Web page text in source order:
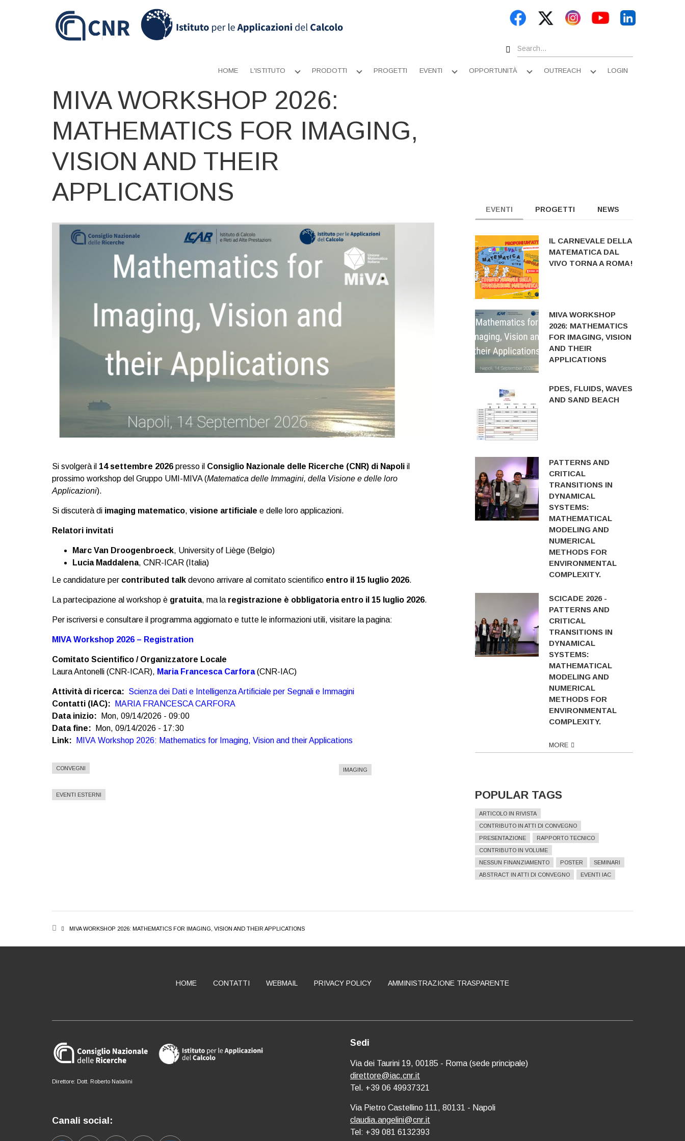
Search
HOME L'ISTITUTO
Apri
PRODOTTI
Apri
PROGETTI EVENTI
Apri
OPPORTUNITÀ
Apri
OUTREACH
Apri
LOGIN
MIVA WORKSHOP 2026:
MATHEMATICS FOR IMAGING,
VISION AND THEIR
APPLICATIONS
Si svolgerà il 14 settembre 2026 presso il Consiglio Nazionale delle Ricerche (CNR) di Napoli il
prossimo workshop del Gruppo UMI-MIVA (Matematica delle Immagini, della Visione e delle loro
Applicazioni).
Si discuterà di imaging matematico, visione artificiale e delle loro applicazioni.
Relatori invitati
Marc Van Droogenbroeck, University of Liège (Belgio)
Lucia Maddalena, CNR-ICAR (Italia)
Le candidature per contributed talk devono arrivare al comitato scientifico entro il 15 luglio 2026.
La partecipazione al workshop è gratuita, ma la registrazione è obbligatoria entro il 15 luglio 2026.
Per iscriversi e consultare il programma aggiornato e tutte le informazioni utili, visitare la pagina:
MIVA Workshop 2026 – Registration
Comitato Scientifico / Organizzatore Locale
Laura Antonelli (CNR-ICAR), Maria Francesca Carfora(CNR-IAC)
Attività di ricerca
Scienza dei Dati e Intelligenza Artificiale per Segnali e Immagini
Contatti (IAC)
MARIA FRANCESCA CARFORA
Data inizio
Mon, 09/14/2026 - 09:00
Data fine
Mon, 09/14/2026 - 17:30
Link
MIVA Workshop 2026: Mathematics for Imaging, Vision and their Applications
CONVEGNI
EVENTI ESTERNI
IMAGING
EVENTI PROGETTI NEWS
IL CARNEVALE DELLA
MATEMATICA DAL
VIVO TORNA A ROMA!
MIVA WORKSHOP
2026: MATHEMATICS
FOR IMAGING, VISION
AND THEIR
APPLICATIONS
PDES, FLUIDS, WAVES
AND SAND BEACH
PATTERNS AND
CRITICAL
TRANSITIONS IN
DYNAMICAL
SYSTEMS:
MATHEMATICAL
MODELING AND
NUMERICAL
METHODS FOR
ENVIRONMENTAL
COMPLEXITY.
SCICADE 2026 -
PATTERNS AND
CRITICAL
TRANSITIONS IN
DYNAMICAL
SYSTEMS:
MATHEMATICAL
MODELING AND
NUMERICAL
METHODS FOR
ENVIRONMENTAL
COMPLEXITY.
MORE
POPULAR TAGS
ARTICOLO IN RIVISTA
CONTRIBUTO IN ATTI DI CONVEGNO
PRESENTAZIONE
RAPPORTO TECNICO
CONTRIBUTO IN VOLUME
NESSUN FINANZIAMENTO
POSTER
SEMINARI
ABSTRACT IN ATTI DI CONVEGNO
EVENTI IAC
BREADCRUMB
MIVA WORKSHOP 2026: MATHEMATICS FOR IMAGING, VISION AND THEIR APPLICATIONS
HOME CONTATTI WEBMAIL PRIVACY POLICY AMMINISTRAZIONE TRASPARENTE
Direttore: Dott. Roberto Natalini
Canali social:
Sedi
Via dei Taurini 19, 00185 - Roma (sede principale)
direttore@iac.cnr.it
Tel. +39 06 49937321
Via Pietro Castellino 111, 80131 - Napoli
claudia.angelini@cnr.it
Tel: +39 081 6132393